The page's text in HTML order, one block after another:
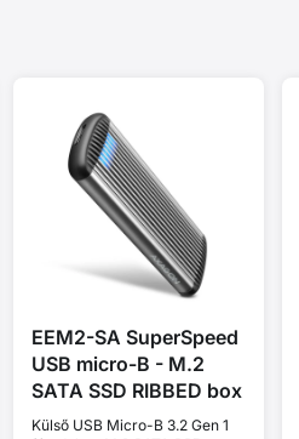
EEM2-SA SuperSpeed
USB micro-B - M.2
SATA SSD RIBBED box
Külső USB Micro-B 3.2 Gen 1